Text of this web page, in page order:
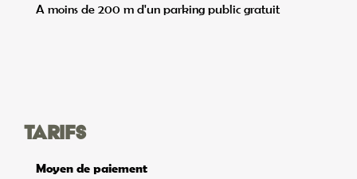
A moins de 200 m d'un parking public gratuit
Tarifs
Moyen de paiement